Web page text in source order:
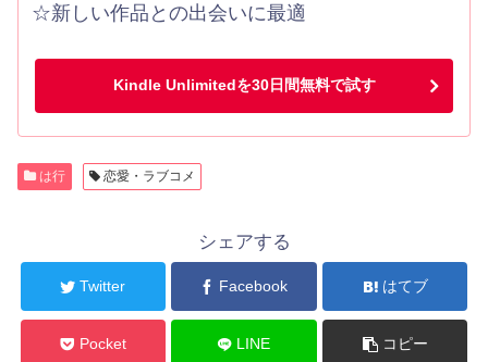
☆新しい作品との出会いに最適
Kindle Unlimitedを30日間無料で試す
は行 恋愛・ラブコメ
シェアする
Twitter Facebook はてブ
Pocket LINE コピー